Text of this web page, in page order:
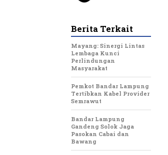
Berita Terkait
Mayang: Sinergi Lintas
Lembaga Kunci
Perlindungan
Masyarakat
Pemkot Bandar Lampung
Tertibkan Kabel Provider
Semrawut
Bandar Lampung
Gandeng Solok Jaga
Pasokan Cabai dan
Bawang